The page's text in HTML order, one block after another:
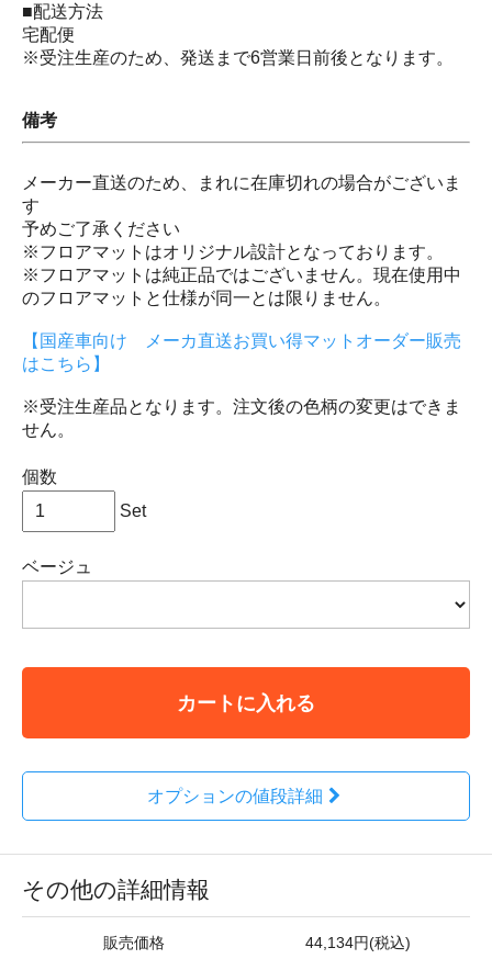
■配送方法
宅配便
※受注生産のため、発送まで6営業日前後となります。
備考
メーカー直送のため、まれに在庫切れの場合がございま
す
予めご了承ください
※フロアマットはオリジナル設計となっております。
※フロアマットは純正品ではございません。現在使用中
のフロアマットと仕様が同一とは限りません。
【国産車向け メーカ直送お買い得マットオーダー販売
はこちら】
※受注生産品となります。注文後の色柄の変更はできま
せん。
個数
Set
ベージュ
カートに入れる
オプションの値段詳細
その他の詳細情報
販売価格 44,134円(税込)